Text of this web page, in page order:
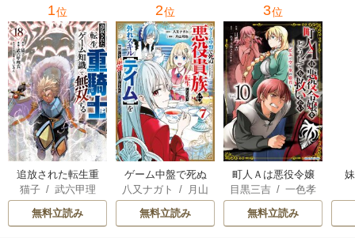
1位
追放された転生重
騎士はゲーム知識
で無双する
猫子/ 武六甲理
/じゃいあん
無料立読み
2位
ゲーム中盤で死ぬ
悪役貴族に転生し
たので、外れスキ
ル【テイム】を駆
八又ナガト / 月山
可也
無料立読み
3位
町人Ａは悪役令嬢
をどうしても救い
たい ～どぶと空
と氷の姫君～
目黒三吉 /一色孝
太郎/ Parum
無料立読み